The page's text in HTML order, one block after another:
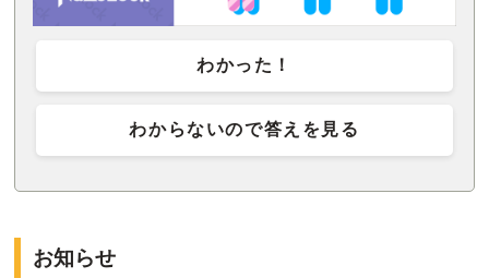
わかった！
わからないので答えを見る
お知らせ